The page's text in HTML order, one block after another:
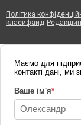
Політика
класифайд
Маємо для
контакті дані, ми
Ваше ім'я*